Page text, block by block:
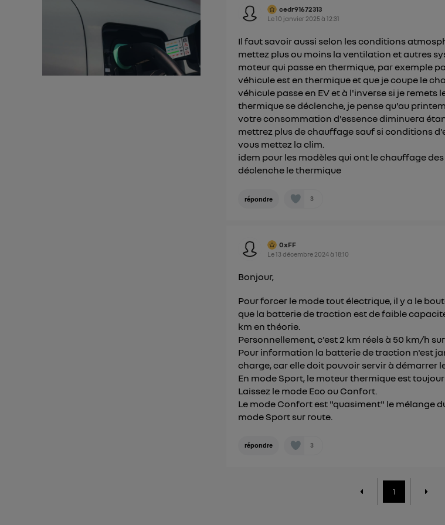
cedr91672313
Le10 janvier 2025à12:31
Il faut savoir aussi selon les conditions
mettez plus ou moins la ventilation et autres
moteur qui passe en thermique, par exemple
véhicule est en thermique et que je coupe le
véhicule passe en EV et à l'inverse si je remets
thermique se déclenche, je pense qu'au
votre consommation d'essence diminuera
mettrez plus de chauffage sauf si conditions
vous mettez la clim.
idem pour les modèles qui ont le chauffage
déclenche le thermique
répondre 3
0xFF
Le13 décembre 2024à18:10
Bonjour,
Pour forcer le mode tout électrique, il y a le
que la batterie de traction est de faible
km en théorie.
Personnellement, c'est 2 km réels à 50 km/h
Pour information la batterie de traction n'est
charge, car elle doit pouvoir servir à démarrer
En mode Sport, le moteur thermique est
Laissez le mode Eco ou Confort.
Le mode Confort est "quasiment" le mélange
mode Sport sur route.
répondre 3
1